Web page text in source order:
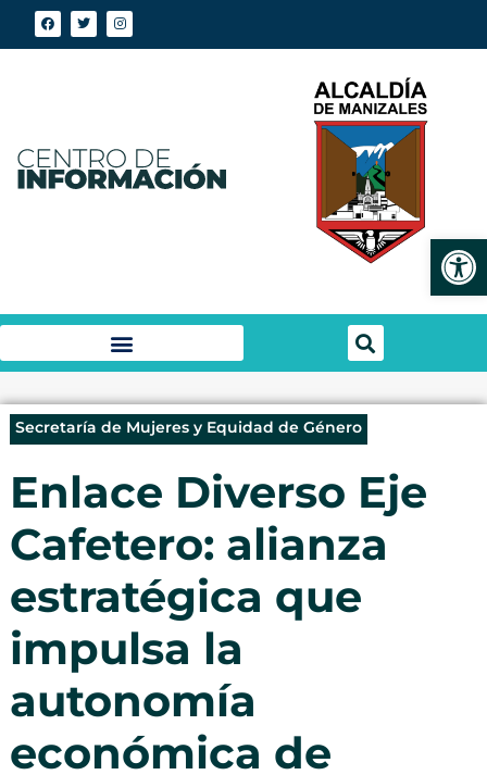
Secretaría de Mujeres y Equidad de Género
Enlace Diverso Eje
Cafetero: alianza
estratégica que
impulsa la
autonomía
económica de